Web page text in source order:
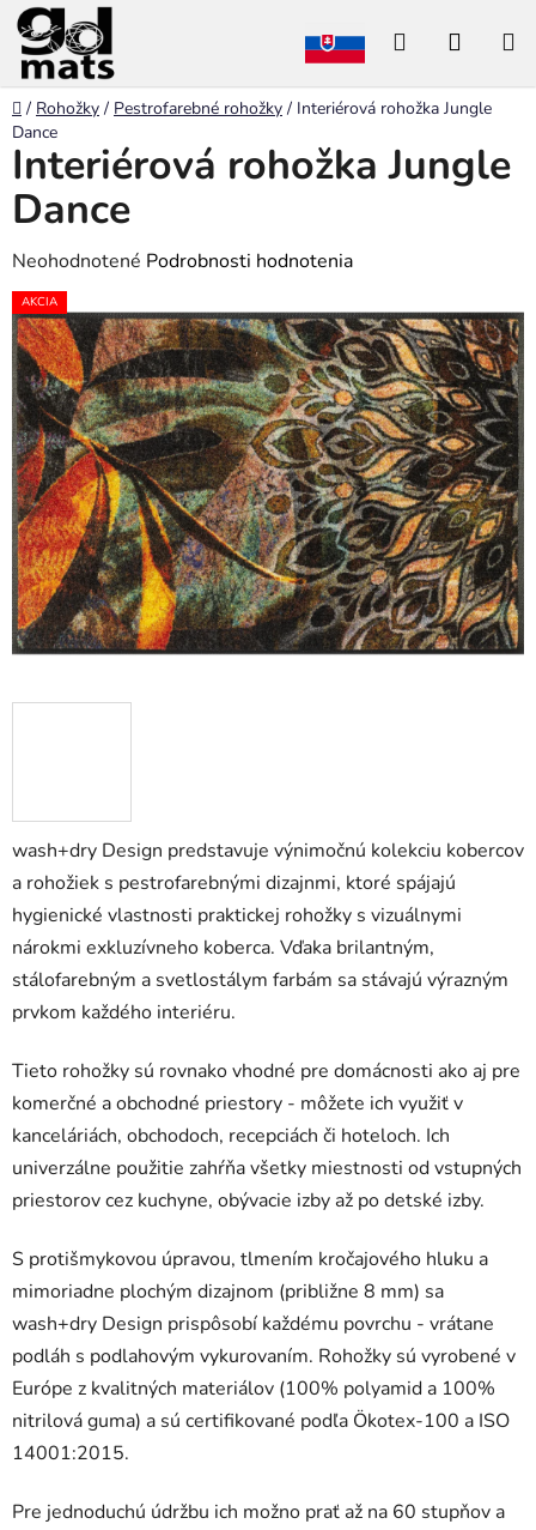
Prejsť
na
obsah
Hľadať
Domov
/ Rohožky / Pestrofarebné rohožky / Interiérová rohožka Jungle
Dance
wash+dry Design predstavuje výnimočnú kolekciu kobercov
a rohožiek s pestrofarebnými dizajnmi, ktoré spájajú
hygienické vlastnosti praktickej rohožky s vizuálnymi
nárokmi exkluzívneho koberca. Vďaka brilantným,
stálofarebným a svetlostálym farbám sa stávajú výrazným
prvkom každého interiéru.
Tieto rohožky sú rovnako vhodné pre domácnosti ako aj pre
komerčné a obchodné priestory - môžete ich využiť v
kanceláriách, obchodoch, recepciách či hoteloch. Ich
univerzálne použitie zahŕňa všetky miestnosti od vstupných
priestorov cez kuchyne, obývacie izby až po detské izby.
S protišmykovou úpravou, tlmením kročajového hluku a
mimoriadne plochým dizajnom (približne 8 mm) sa
wash+dry Design prispôsobí každému povrchu - vrátane
podláh s podlahovým vykurovaním. Rohožky sú vyrobené v
Európe z kvalitných materiálov (100% polyamid a 100%
nitrilová guma) a sú certifikované podľa Ökotex-100 a ISO
14001:2015.
Pre jednoduchú údržbu ich možno prať až na 60 stupňov a
Interiérová rohožka Jungle
Dance
Priemerné
hodnotenie
produktu
je
0,0
z
5
hviezdičiek.
Neohodnotené Podrobnosti hodnotenia
AKCIA